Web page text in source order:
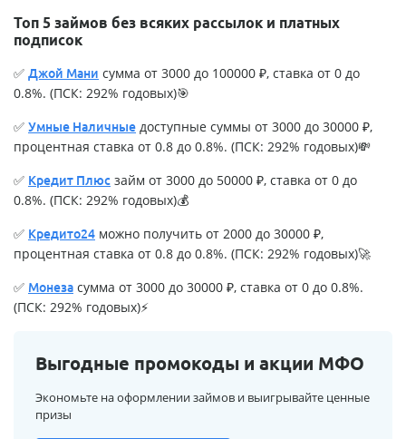
Топ 5 займов без всяких рассылок и платных
подписок
✅ Джой Мани сумма от 3000 до 100000 ₽, ставка от 0 до
0.8%. (ПСК: 292% годовых)🎯
✅ Умные Наличные доступные суммы от 3000 до 30000 ₽,
процентная ставка от 0.8 до 0.8%. (ПСК: 292% годовых)💸
✅ Кредит Плюс займ от 3000 до 50000 ₽, ставка от 0 до
0.8%. (ПСК: 292% годовых)💰
✅ Кредито24 можно получить от 2000 до 30000 ₽,
процентная ставка от 0.8 до 0.8%. (ПСК: 292% годовых)🚀
✅ Монеза сумма от 3000 до 30000 ₽, ставка от 0 до 0.8%.
(ПСК: 292% годовых)⚡
Выгодные промокоды и акции МФО
Экономьте на оформлении займов и выигрывайте ценные
призы